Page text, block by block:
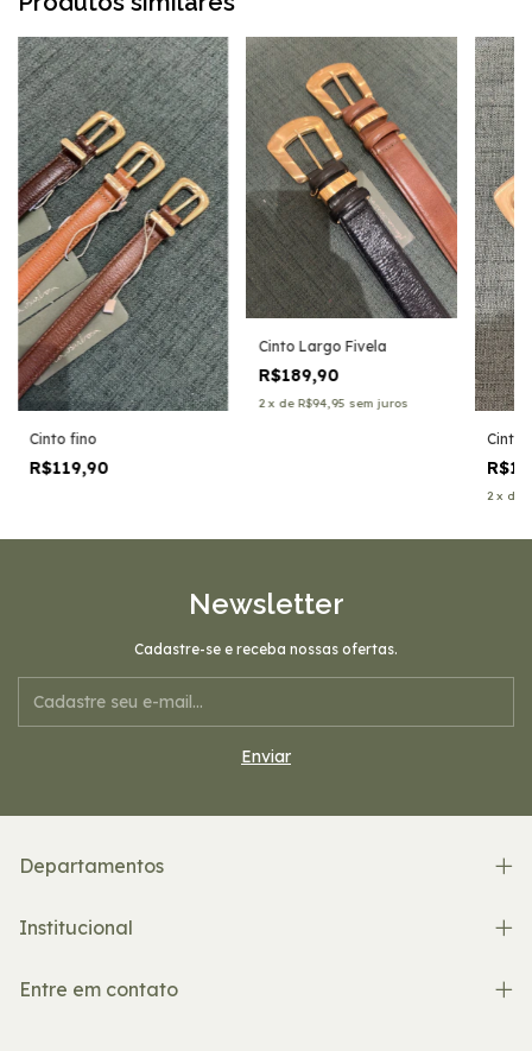
Cinto fino
R$119,90
Cinto Largo Fivela
R$189,90
2 x de R$94,95 sem juros
Cinto
2 x de
Newsletter
Cadastre-se e receba nossas ofertas.
Departamentos
Institucional
Entre em contato